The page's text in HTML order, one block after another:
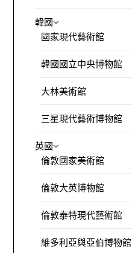
韓國
國家現代藝術館
韓國國立中央博物館
大林美術館
三星現代藝術博物館
英國
倫敦國家美術館
倫敦大英博物館
倫敦泰特現代藝術館
維多利亞與亞伯博物館